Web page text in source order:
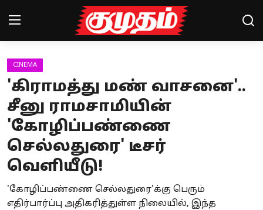
Home
Magazines
Games
Cinema
Health
CINEMA
'கிராமத்து மண் வாசனை'..
சீனு ராமசாமியின்
'கோழிப்பண்ணை
செல்லதுரை' டீசர்
வெளியீடு!
'கோழிப்பண்ணை செல்லதுரை'க்கு பெரும்
எதிர்பார்ப்பு அதிகரித்துள்ள நிலையில், இந்த